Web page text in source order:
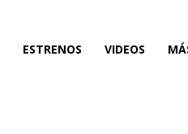
ESTRENOS VIDEOS